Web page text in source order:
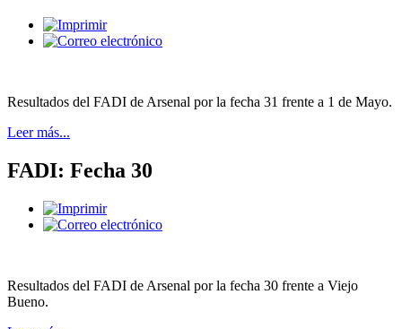
Resultados del FADI de Arsenal por la fecha 31 frente a 1 de Mayo.
Leer más...
FADI: Fecha 30
Resultados del FADI de Arsenal por la fecha 30 frente a Viejo
Bueno.